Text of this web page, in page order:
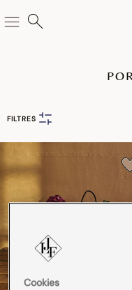
FILTRES
Cookies